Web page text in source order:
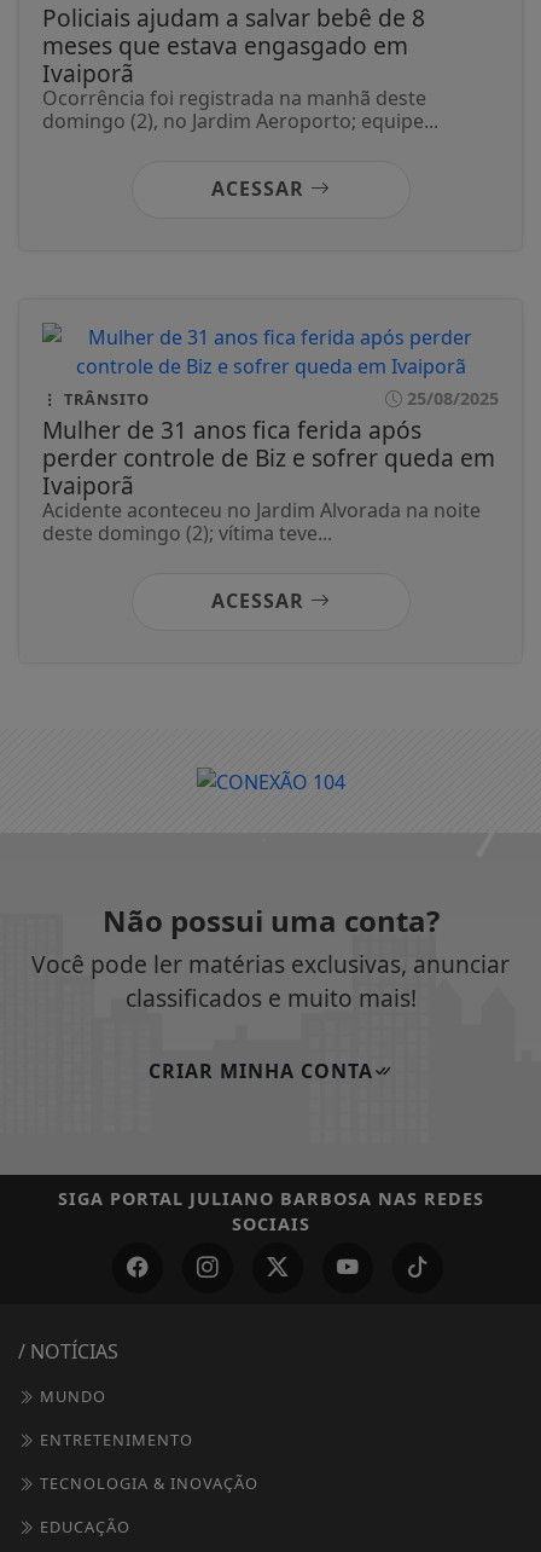
Policiais ajudam a salvar bebê de 8
meses que estava engasgado em
Ivaiporã
Ocorrência foi registrada na manhã deste
domingo (2), no Jardim Aeroporto; equipe...
ACESSAR
TRÂNSITO 25/08/2025
Mulher de 31 anos fica ferida após
perder controle de Biz e sofrer queda em
Ivaiporã
Acidente aconteceu no Jardim Alvorada na noite
deste domingo (2); vítima teve...
ACESSAR
Não possui uma conta?
Você pode ler matérias exclusivas, anunciar
classificados e muito mais!
CRIAR MINHA CONTA
SIGA PORTAL JULIANO BARBOSA NAS REDES
SOCIAIS
/ NOTÍCIAS
MUNDO
ENTRETENIMENTO
TECNOLOGIA & INOVAÇÃO
EDUCAÇÃO